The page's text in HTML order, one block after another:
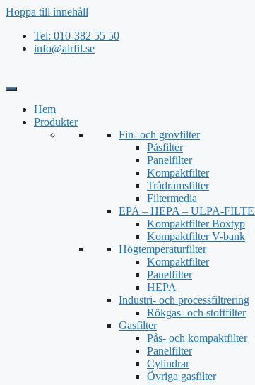
Hoppa till innehåll
Tel: 010-382 55 50
info@airfil.se
Hem
Produkter
Fin- och grovfilter
Påsfilter
Panelfilter
Kompaktfilter
Trådramsfilter
Filtermedia
EPA – HEPA – ULPA-
Kompaktfilter Boxtyp
Kompaktfilter V-bank
Högtemperaturfilter
Kompaktfilter
Panelfilter
HEPA
Industri- och processfiltrering
Rökgas- och stoftfilter
Gasfilter
Pås- och kompaktfilter
Panelfilter
Cylindrar
Övriga gasfilter